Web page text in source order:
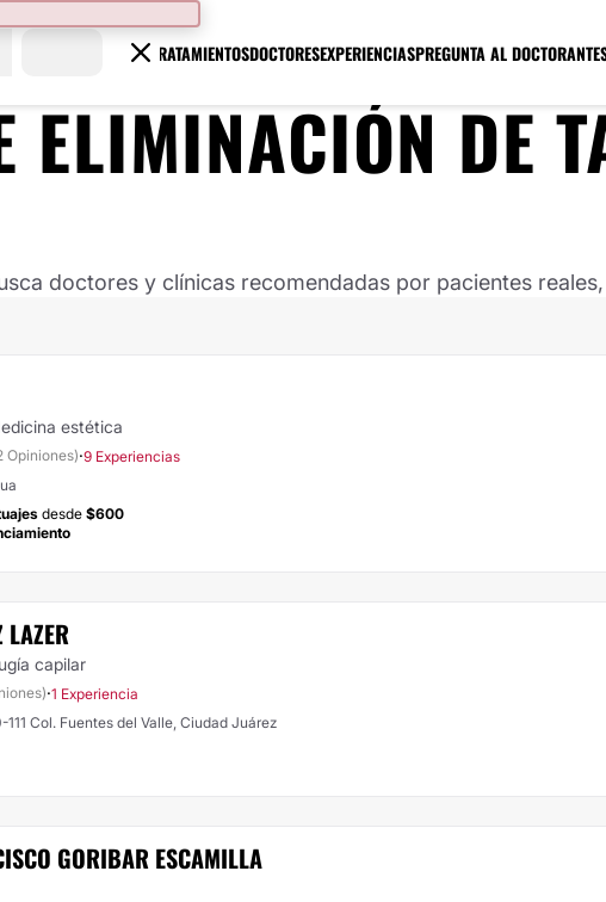
TRATAMIENTOSDOCTORESEXPERIENCIASPREGUNTA AL DOCTOR
ELIMINACIÓN DE
doctores y clínicas recomendadas por pacientes
estética
Opiniones)·9 Experiencias
desde $600
LAZER
capilar
·1 Experiencia
111 Col. Fuentes del Valle, Ciudad Juárez
GORIBAR ESCAMILLA